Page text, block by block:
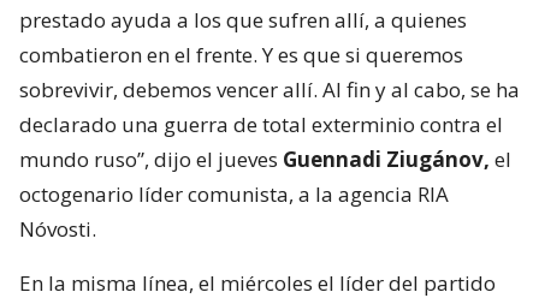
prestado ayuda a los que sufren allí, a quienes
combatieron en el frente. Y es que si queremos
sobrevivir, debemos vencer allí. Al fin y al cabo, se ha
declarado una guerra de total exterminio contra el
mundo ruso”, dijo el jueves Guennadi Ziugánov, el
octogenario líder comunista, a la agencia RIA
Nóvosti.
En la misma línea, el miércoles el líder del partido